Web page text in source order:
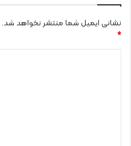
نشانی ایمیل شما منتشر نخواهد شد.
*